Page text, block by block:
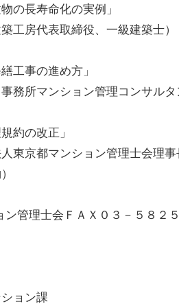
の長寿命化の実例」
工房代表取締役、一級建築士）
工事の進め方」
務所マンション管理コンサルタ
約の改正」
東京都マンション管理士会理事
管理士会ＦＡＸ０３－５８２
ション課